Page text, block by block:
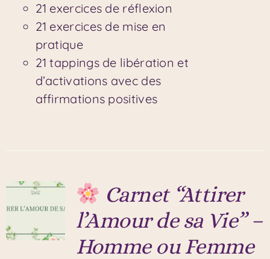
21 exercices de réflexion
21 exercices de mise en
pratique
21 tappings de libération et
d’activations avec des
affirmations positives
Carnet “Attirer
l’Amour de sa Vie” –
Homme ou Femme